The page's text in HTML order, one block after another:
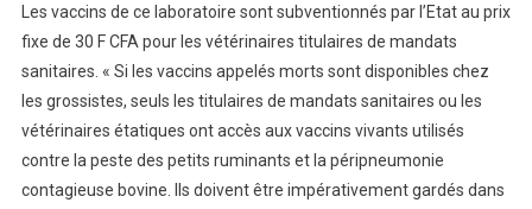
Les vaccins de ce laboratoire sont subventionnés par l’Etat au prix
fixe de 30 F CFA pour les vétérinaires titulaires de mandats
sanitaires. « Si les vaccins appelés morts sont disponibles chez
les grossistes, seuls les titulaires de mandats sanitaires ou les
vétérinaires étatiques ont accès aux vaccins vivants utilisés
contre la peste des petits ruminants et la péripneumonie
contagieuse bovine. Ils doivent être impérativement gardés dans